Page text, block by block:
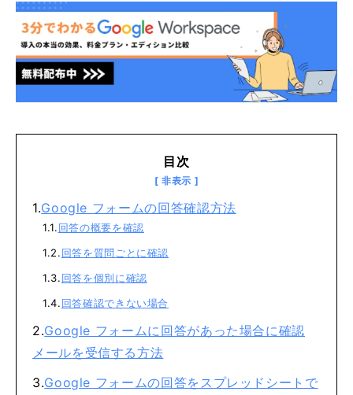
目次
Google フォームの回答確認方法
回答の概要を確認
回答を質問ごとに確認
回答を個別に確認
回答確認できない場合
Google フォームに回答があった場合に確認
メールを受信する方法
Google フォームの回答をスプレッドシートで